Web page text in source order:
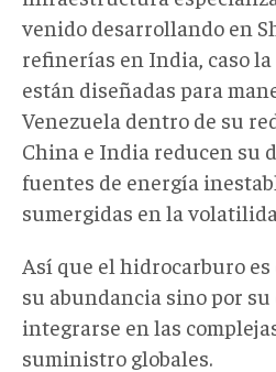
venido desarrollando en
refinerías en India, caso la
están diseñadas para
Venezuela dentro de su
China e India reducen su
fuentes de energía
sumergidas en la
Así que el hidrocarburo
su abundancia sino por su
integrarse en las
suministro globales.